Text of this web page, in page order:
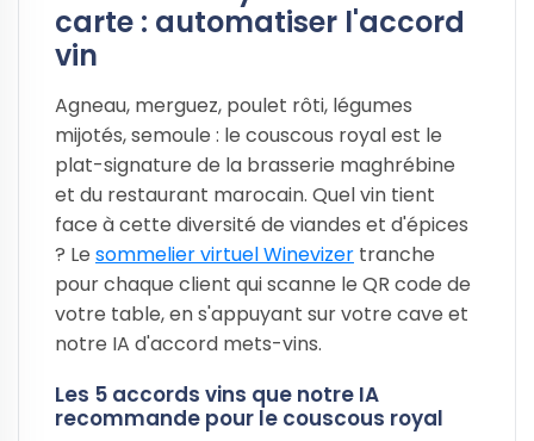
carte : automatiser l'accord
vin
Agneau, merguez, poulet rôti, légumes
mijotés, semoule : le couscous royal est le
plat-signature de la brasserie maghrébine
et du restaurant marocain. Quel vin tient
face à cette diversité de viandes et d'épices
? Le sommelier virtuel Winevizer tranche
pour chaque client qui scanne le QR code de
votre table, en s'appuyant sur votre cave et
notre IA d'accord mets-vins.
Les 5 accords vins que notre IA
recommande pour le couscous royal